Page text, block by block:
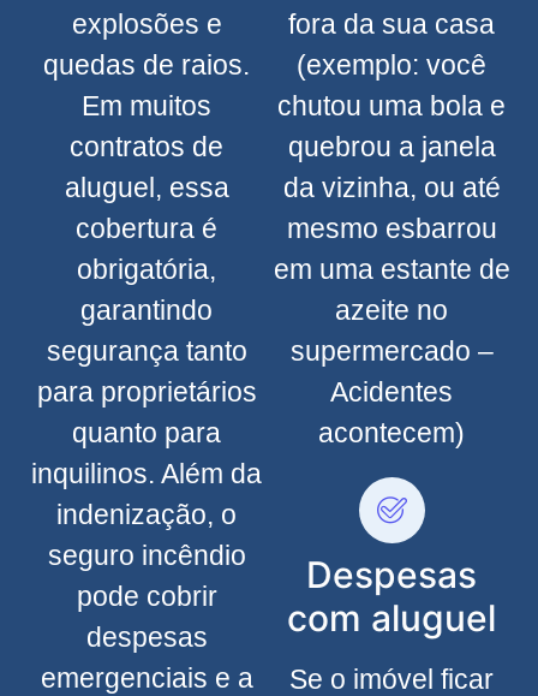
explosões e
quedas de raios.
Em muitos
contratos de
aluguel, essa
cobertura é
obrigatória,
garantindo
segurança tanto
para proprietários
quanto para
inquilinos. Além da
indenização, o
seguro incêndio
pode cobrir
despesas
emergenciais e a
fora da sua casa
(exemplo: você
chutou uma bola e
quebrou a janela
da vizinha, ou até
mesmo esbarrou
em uma estante de
azeite no
supermercado –
Acidentes
acontecem)
Despesas
com aluguel
Se o imóvel ficar